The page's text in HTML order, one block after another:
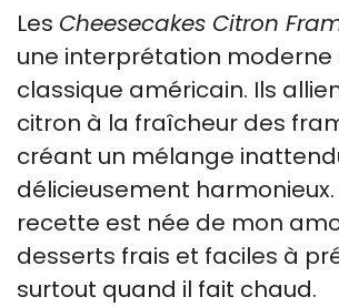
Les Cheesecakes Citron
une interprétation moderne
classique américain. Ils
citron à la fraîcheur des
créant un mélange
délicieusement
recette est née de mon
desserts frais et faciles à
surtout quand il fait chaud.